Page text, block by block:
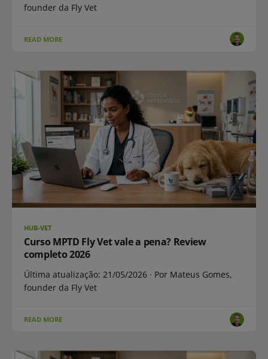
founder da Fly Vet
READ MORE
HUB-VET
Curso MPTD Fly Vet vale a pena? Review
completo 2026
Última atualização: 21/05/2026 · Por Mateus Gomes,
founder da Fly Vet
READ MORE